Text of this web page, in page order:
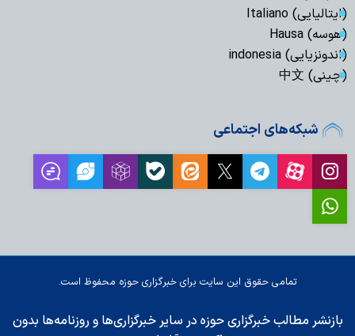
(ایتالیایی) Italiano
(هوسه) Hausa
(اندونزیایی) indonesia
(چینی) 中文
شبکه‌های اجتماعی
تمامی حقوق این سایت برای خبرگزاری حوزه محفوظ است.
بازنشر مطالب خبرگزاری حوزه در سایر خبرگزاری‌ها و روزنامه‌ها بدون